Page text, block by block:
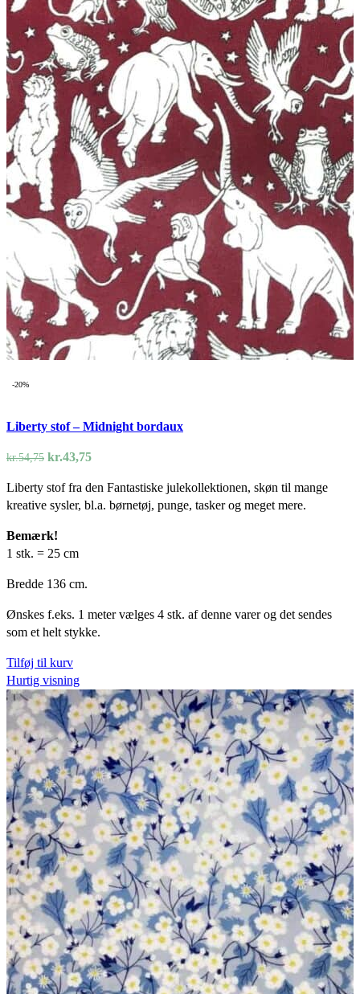
-20%
Liberty stof – Midnight bordaux
kr.54,75 Den
pris
var:
kr.43,75Den
pris
er:
Liberty stof fra den Fantastiske julekollektionen, skøn til mange
kreative sysler, bl.a. børnetøj, punge, tasker og meget mere.
Bemærk!
1 stk. = 25 cm
Bredde 136 cm.
Ønskes f.eks. 1 meter vælges 4 stk. af denne varer og det sendes
som et helt stykke.
Tilføj til kurv
Hurtig visning